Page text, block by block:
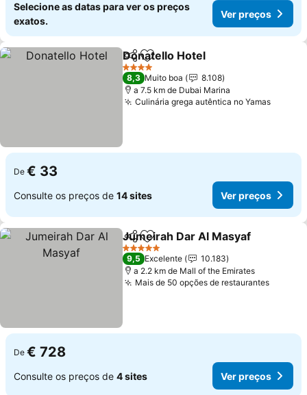
Selecione as datas para ver os preços
exatos.
Ver preços
PartilharAdicionar aos favoritos
Donatello Hotel
4 Estrelas
8,3 Muito boa
8.108
a 7.5 km de Dubai Marina
Culinária grega autêntica no Yamas
De € 33
Consulte os preços de 14 sites Ver preços
PartilharAdicionar aos favoritos
Jumeirah Dar Al Masyaf
5 Estrelas
9,5 Excelente
10.183
a 2.2 km de Mall of the Emirates
Mais de 50 opções de restaurantes
De € 728
Consulte os preços de 4 sites Ver preços